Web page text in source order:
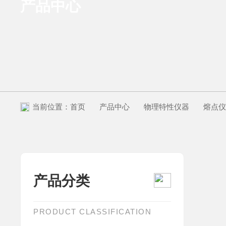
当前位置：首页 产品中心 物理特性仪器 熔点仪
产品分类
PRODUCT CLASSIFICATION